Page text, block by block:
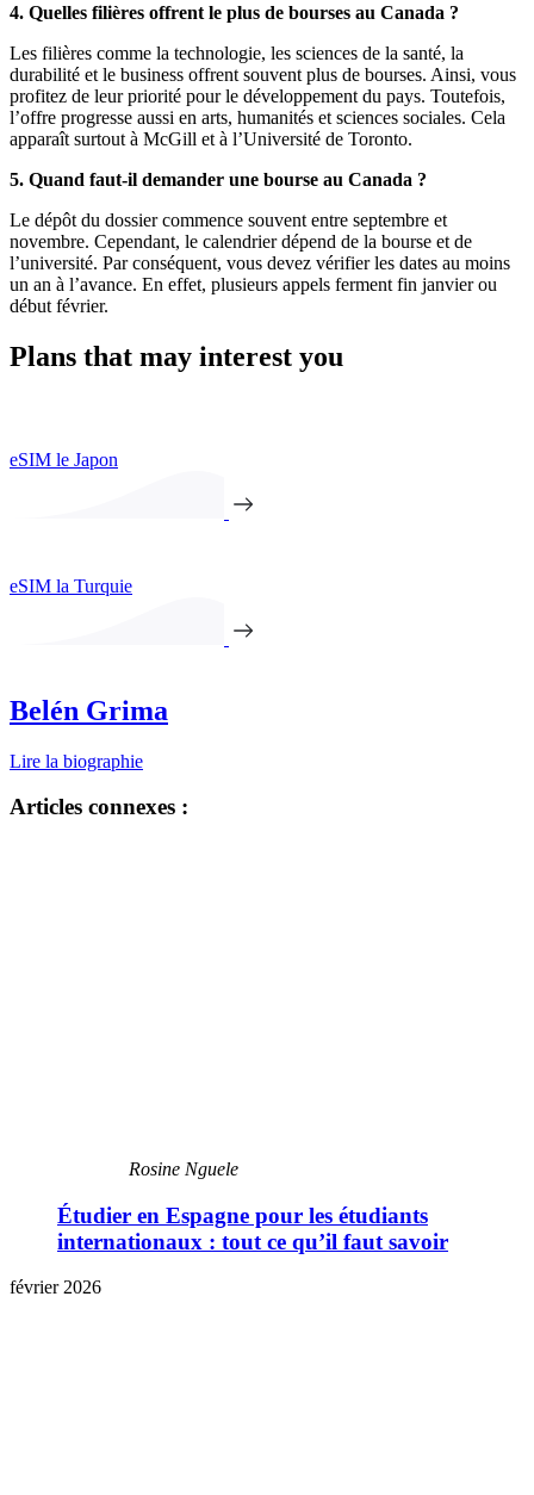
4. Quelles filières offrent le plus de bourses au Canada ?
Les filières comme la technologie, les sciences de la santé, la
durabilité et le business offrent souvent plus de bourses. Ainsi, vous
profitez de leur priorité pour le développement du pays. Toutefois,
l’offre progresse aussi en arts, humanités et sciences sociales. Cela
apparaît surtout à McGill et à l’Université de Toronto.
5. Quand faut-il demander une bourse au Canada ?
Le dépôt du dossier commence souvent entre septembre et
novembre. Cependant, le calendrier dépend de la bourse et de
l’université. Par conséquent, vous devez vérifier les dates au moins
un an à l’avance. En effet, plusieurs appels ferment fin janvier ou
début février.
Plans that may interest you
eSIM le Japon
eSIM la Turquie
Belén Grima
Lire la biographie
Articles connexes :
Rosine Nguele
Étudier en Espagne pour les étudiants
internationaux : tout ce qu’il faut savoir
février 2026